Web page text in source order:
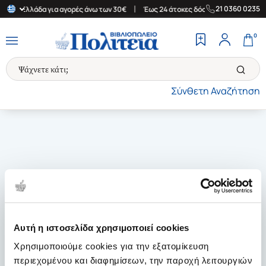
Αυτή η ιστοσελίδα χρησιμοποιεί cookies
Χρησιμοποιούμε cookies για την εξατομίκευση
περιεχομένου και διαφημίσεων, την παροχή λειτουργιών
Ελλάδα για αγορές άνω των 30€ Έως 24 άτοκες δόσεις |
21 0360 0235
Σύνθετη Αναζήτηση
0